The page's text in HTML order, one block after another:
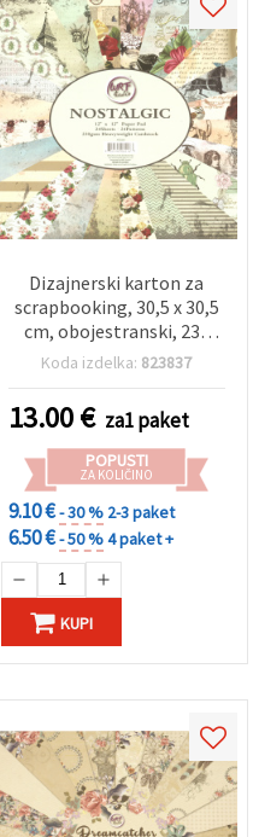
Dizajnerski karton za
scrapbooking, 30,5 x 30,5
cm, obojestranski, 230
g/m², paket – 24 mešanih
Koda izdelka: 823837
13.00€ za1 paket
POPUSTI
ZA KOLIČINO
9.10 €- 30 % 2-3 paket
6.50 €- 50 %4 paket +
KUPI